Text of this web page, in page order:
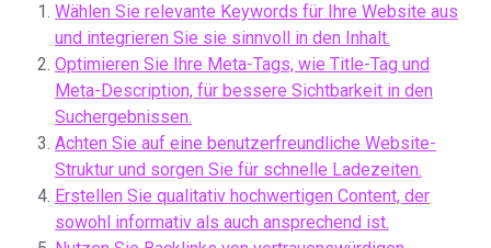
Wählen Sie relevante Keywords für Ihre Website aus
und integrieren Sie sie sinnvoll in den Inhalt.
Optimieren Sie Ihre Meta-Tags, wie Title-Tag und
Meta-Description, für bessere Sichtbarkeit in den
Suchergebnissen.
Achten Sie auf eine benutzerfreundliche Website-
Struktur und sorgen Sie für schnelle Ladezeiten.
Erstellen Sie qualitativ hochwertigen Content, der
sowohl informativ als auch ansprechend ist.